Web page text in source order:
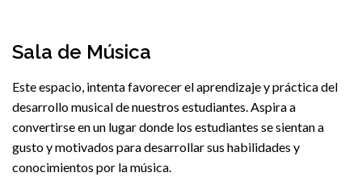
Sala de Música
Este espacio, intenta favorecer el aprendizaje y práctica del
desarrollo musical de nuestros estudiantes. Aspira a
convertirse en un lugar donde los estudiantes se sientan a
gusto y motivados para desarrollar sus habilidades y
conocimientos por la música.